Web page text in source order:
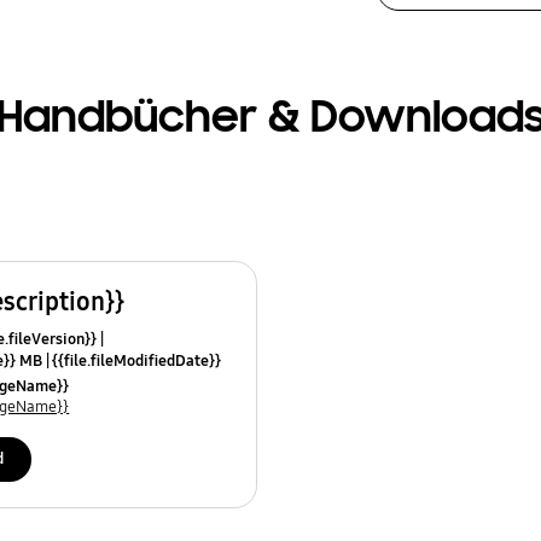
&
MB {{file.fileModifiedDate}}